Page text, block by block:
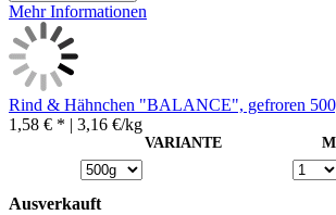
Mehr Informationen
Rind & Hähnchen "BALANCE", gefroren
1,58 € * | 3,16 €/kg
VARIANTE
Ausverkauft